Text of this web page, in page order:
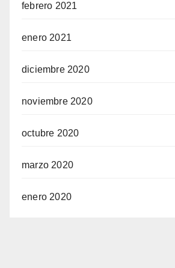
febrero 2021
enero 2021
diciembre 2020
noviembre 2020
octubre 2020
marzo 2020
enero 2020